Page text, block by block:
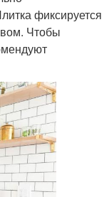
фиксируется
Чтобы